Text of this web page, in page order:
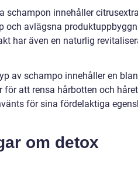
schampon innehåller
och avlägsna
har även en naturlig
av schampo innehåller en
att rensa hårbotten och
för sina fördelaktiga
om detox